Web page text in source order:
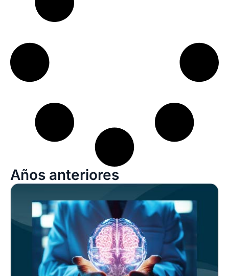
Años anteriores